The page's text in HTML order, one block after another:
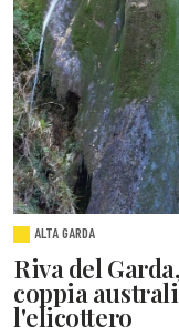
ALTA GARDA
Riva del
coppia
l'elicottero